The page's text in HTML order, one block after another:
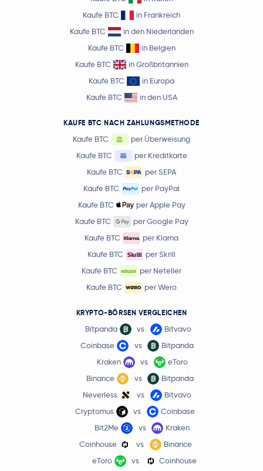
Kaufe BTC
in Frankreich
Kaufe BTC
in den Niederlanden
Kaufe BTC
in Belgien
Kaufe BTC
in Großbritannien
Kaufe BTC
in Europa
Kaufe BTC
in den USA
KAUFE BTC NACH ZAHLUNGSMETHODE
Kaufe BTC
per Überweisung
Kaufe BTC
per Kreditkarte
Kaufe BTC
per SEPA
Kaufe BTC
per PayPal
Kaufe BTC
per Apple Pay
Kaufe BTC
per Google Pay
Kaufe BTC
per Klarna
Kaufe BTC
per Skrill
Kaufe BTC
per Neteller
Kaufe BTC
per Wero
KRYPTO-BÖRSEN VERGLEICHEN
Bitpanda vs
Bitvavo
Coinbase
vs
Bitpanda
Kraken
vs
eToro
Binance
vs
Bitpanda
Neverless
vs
Bitvavo
Cryptomus
vs
Coinbase
Bit2Me
vs
Kraken
Coinhouse
vs
Binance
eToro
vs Coinhouse